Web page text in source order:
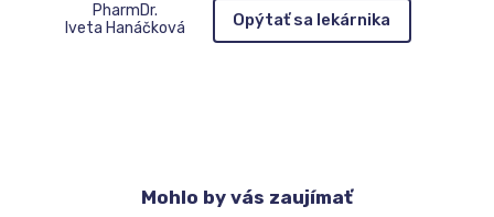
PharmDr.
Iveta Hanáčková
Opýtať sa lekárnika
Mohlo by vás zaujímať